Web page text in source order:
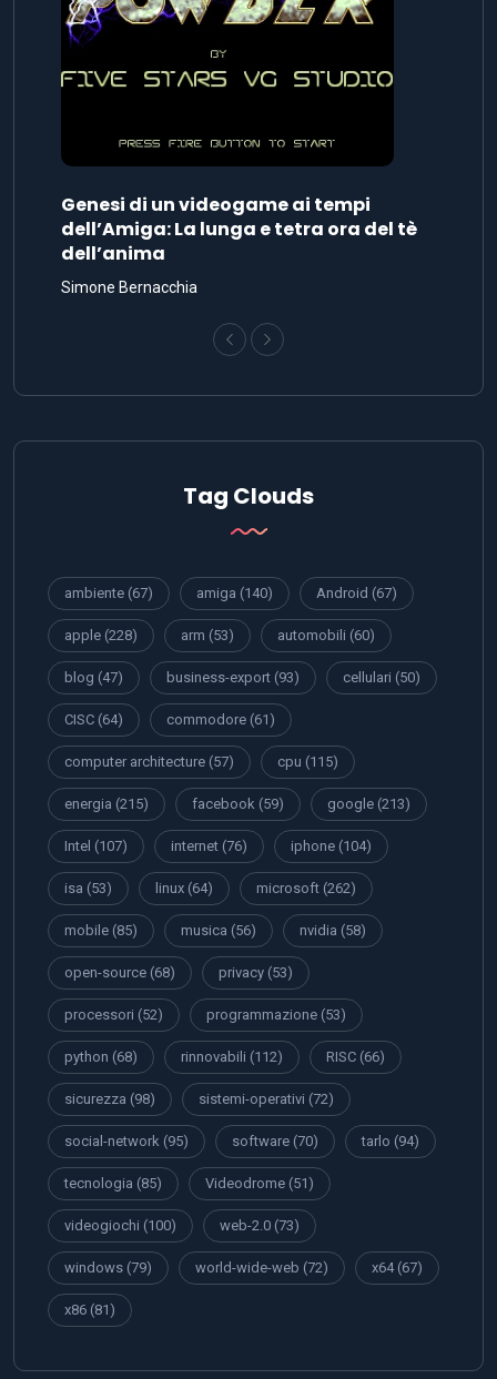
Genesi di un videogame ai tempi
dell’Amiga: La lunga e tetra ora del tè
dell’anima
Simone Bernacchia
Tag Clouds
ambiente (67) amiga (140) Android (67)
apple (228) arm (53) automobili (60)
blog (47) business-export (93) cellulari (50)
CISC (64) commodore (61)
computer architecture (57) cpu (115)
energia (215) facebook (59) google (213)
Intel (107) internet (76) iphone (104)
isa (53) linux (64) microsoft (262)
mobile (85) musica (56) nvidia (58)
open-source (68) privacy (53)
processori (52) programmazione (53)
python (68) rinnovabili (112) RISC (66)
sicurezza (98) sistemi-operativi (72)
social-network (95) software (70) tarlo (94)
tecnologia (85) Videodrome (51)
videogiochi (100) web-2.0 (73)
windows (79) world-wide-web (72) x64(67)
x86 (81)